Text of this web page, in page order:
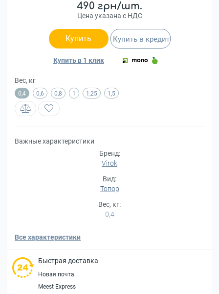
490 грн/шт.
Цена указана с НДС
Купить
Купить в 1 клик
Купить в кредит
Вес, кг
0,4 0,6 0,8 1 1,25 1,5
Важные характеристики
Бренд:
Virok
Вид:
Топор
Вес, кг:
0,4
Все характеристики
Быстрая доставка
Новая почта
Meest Express